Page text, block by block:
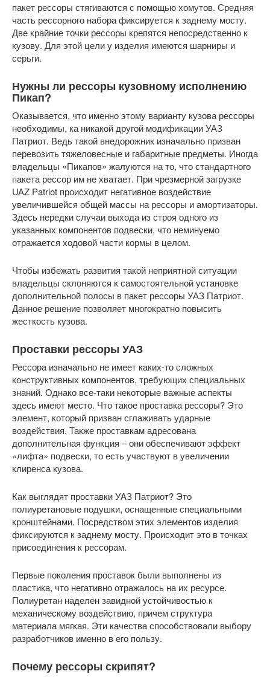
пакет рессоры стягиваются с помощью хомутов. Средняя
часть рессорного набора фиксируется к заднему мосту.
Две крайние точки рессоры крепятся непосредственно к
кузову. Для этой цели у изделия имеются шарниры и
серьги.
Нужны ли рессоры кузовному исполнению
Пикап?
Оказывается, что именно этому варианту кузова рессоры
необходимы, ка никакой другой модификации УАЗ
Патриот. Ведь такой внедорожник изначально призван
перевозить тяжеловесные и габаритные предметы. Иногда
владельцы «Пикапов» жалуются на то, что стандартного
пакета рессор им не хватает. При чрезмерной загрузке
UAZ Patriot происходит негативное воздействие
увеличившейся общей массы на рессоры и амортизаторы.
Здесь нередки случаи выхода из строя одного из
указанных компонентов подвески, что неминуемо
отражается ходовой части кормы в целом.
Чтобы избежать развития такой неприятной ситуации
владельцы склоняются к самостоятельной установке
дополнительной полосы в пакет рессоры УАЗ Патриот.
Данное решение позволяет многократно повысить
жесткость кузова.
Проставки рессоры УАЗ
Рессора изначально не имеет каких-то сложных
конструктивных компонентов, требующих специальных
знаний. Однако все-таки некоторые важные аспекты
здесь имеют место. Что такое проставка рессоры? Это
элемент, который призван сглаживать ударные
воздействия. Также проставкам адресована
дополнительная функция – они обеспечивают эффект
«лифта» подвески, то есть участвуют в увеличении
клиренса кузова.
Как выглядят проставки УАЗ Патриот? Это
полиуретановые подушки, оснащенные специальными
кронштейнами. Посредством этих элементов изделия
фиксируются к заднему мосту. Происходит это в точках
присоединения к рессорам.
Первые поколения проставок были выполнены из
пластика, что негативно отражалось на их ресурсе.
Полиуретан наделен завидной устойчивостью к
механическому воздействию, причем структура
материала мягкая. Эти качества способствовали выбору
разработчиков именно в его пользу.
Почему рессоры скрипят?